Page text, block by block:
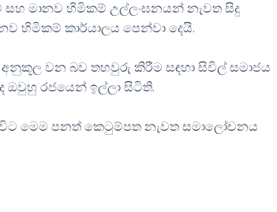
සහ මානව හිමිකම් උල්ලංඝනයන් නැවත සිදු
හිමිකම් කාර්යාලය පෙන්වා දෙයි.
අනුකූල වන බව තහවුරු කිරීම සඳහා සිවිල් සමාජය
රජයෙන් ඉල්ලා සිටිති.
මෙම පනත් කෙටුම්පත නැවත සමාලෝචනය